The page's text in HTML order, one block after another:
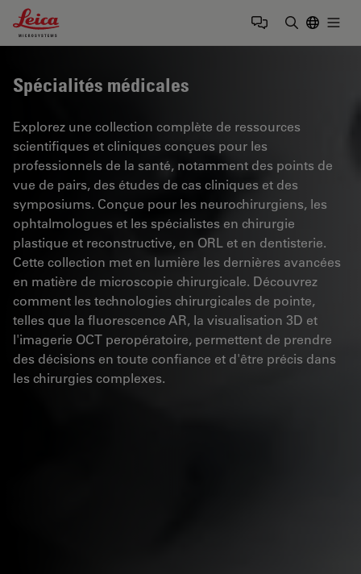
Leica Microsystems Logo
Spécialités médicales
Explorez une collection complète de ressources
scientifiques et cliniques conçues pour les
professionnels de la santé, notamment des points de
vue de pairs, des études de cas cliniques et des
symposiums. Conçue pour les neurochirurgiens, les
ophtalmologues et les spécialistes en chirurgie
plastique et reconstructive, en ORL et en dentisterie.
Cette collection met en lumière les dernières avancées
en matière de microscopie chirurgicale. Découvrez
comment les technologies chirurgicales de pointe,
telles que la fluorescence AR, la visualisation 3D et
l'imagerie OCT peropératoire, permettent de prendre
des décisions en toute confiance et d'être précis dans
les chirurgies complexes.